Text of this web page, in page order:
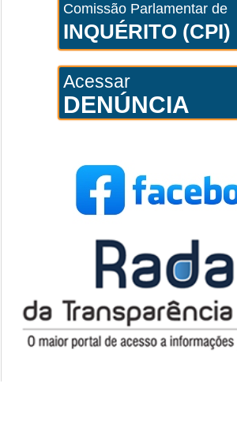
Comissão Parlamentar de
INQUÉRITO (CPI)
Acessar
DENÚNCIA